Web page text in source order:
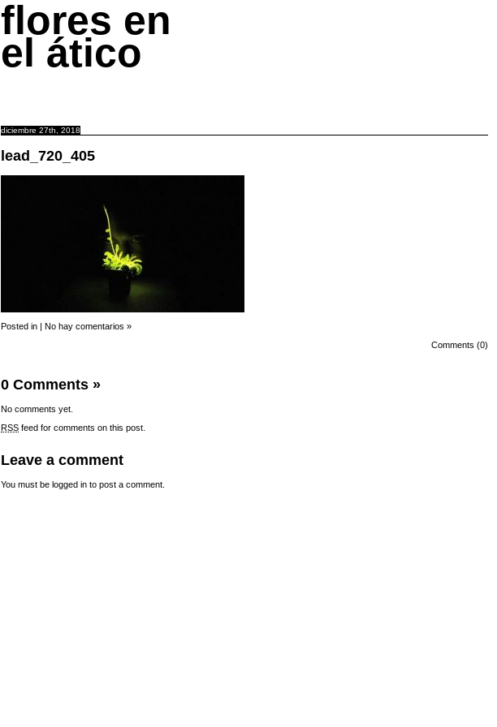
flores en
el ático
diciembre 27th, 2018
lead_720_405
Posted in | No hay comentarios »
Comments (0)
0 Comments »
No comments yet.
RSS feed for comments on this post.
Leave a comment
You must be logged in to post a comment.